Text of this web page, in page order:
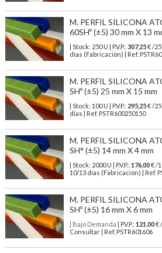
M. PERFIL SILICONA
60SHº (±5) 30 mm X 13
| Stock: 250 U | P.V.P.: 307,25€/25
días (Fabricación) | Ref.
M. PERFIL SILICONA
SHº (±5) 25 mm X 15 mm
| Stock: 100 U | P.V.P.: 295,25€/25
días | Ref. PSTR600250150
M. PERFIL SILICONA
SH° (±5) 14 mm X 4 mm
| Stock: 2000 U | P.V.P.: 176,00€/
10/13 días (Fabricación) | Ref.
M. PERFIL SILICONA
SHº (±5) 16 mm X 6 mm
| Bajo Demanda | P.V.P.: 121,00€
Consultar | Ref. PSTR601606